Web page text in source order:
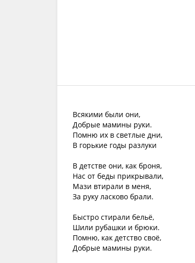
Всякими были они,
Добрые мамины руки.
Помню их в светлые дни,
В горькие годы разлуки
В детстве они, как броня,
Нас от беды прикрывали,
Мази втирали в меня,
За руку ласково брали.
Быстро стирали бельё,
Шили рубашки и брюки.
Помню, как детство своё,
Добрые мамины руки.